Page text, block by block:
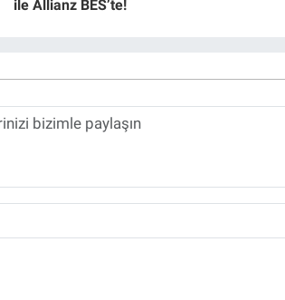
ile Allianz BES’te!